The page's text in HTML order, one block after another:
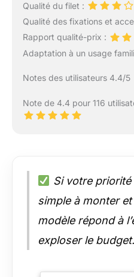
Qualité du filet :
Qualité des fixations et
Rapport qualité-prix :
Adaptation à un usage
Notes des utilisateurs 4.4/5
Note de 4.4 pour 116
Si votre
simple à monter et
modèle répond à
exploser le budget.